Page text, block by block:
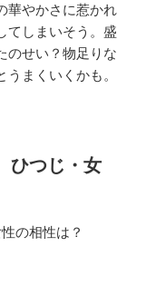
華やかさに惹かれ
てしまいそう。盛
のせい？物足りな
まくいくかも。
つじ・女
の相性は？